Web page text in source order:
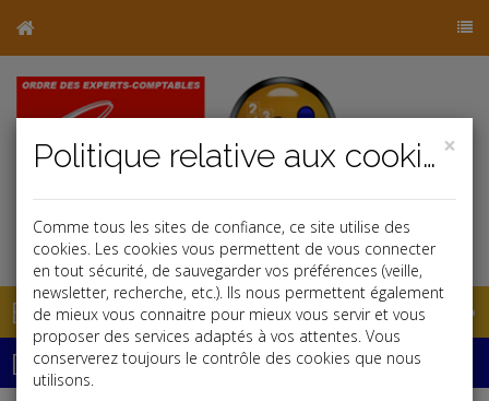
Base documentaire
Dépêches
×
Politique relative aux cookies
Comme tous les sites de confiance, ce site utilise des
cookies. Les cookies vous permettent de vous connecter
en tout sécurité, de sauvegarder vos préférences (veille,
newsletter, recherche, etc.). Ils nous permettent également
de mieux vous connaitre pour mieux vous servir et vous
proposer des services adaptés à vos attentes. Vous
conserverez toujours le contrôle des cookies que nous
utilisons.